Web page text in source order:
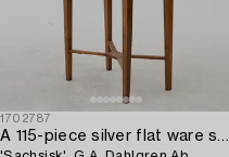
1702787
A 115-piece silver flat ware set,